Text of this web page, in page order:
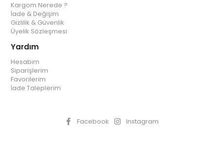
Kargom Nerede ?
İade & Değişim
Gizlilik & Güvenlik
Üyelik Sözleşmesi
Yardım
Hesabım
Siparişlerim
Favorilerim
İade Taleplerim
Facebook Instagram